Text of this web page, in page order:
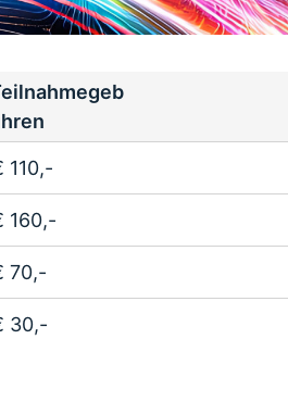
ühren
110,-
160,-
70,-
30,-